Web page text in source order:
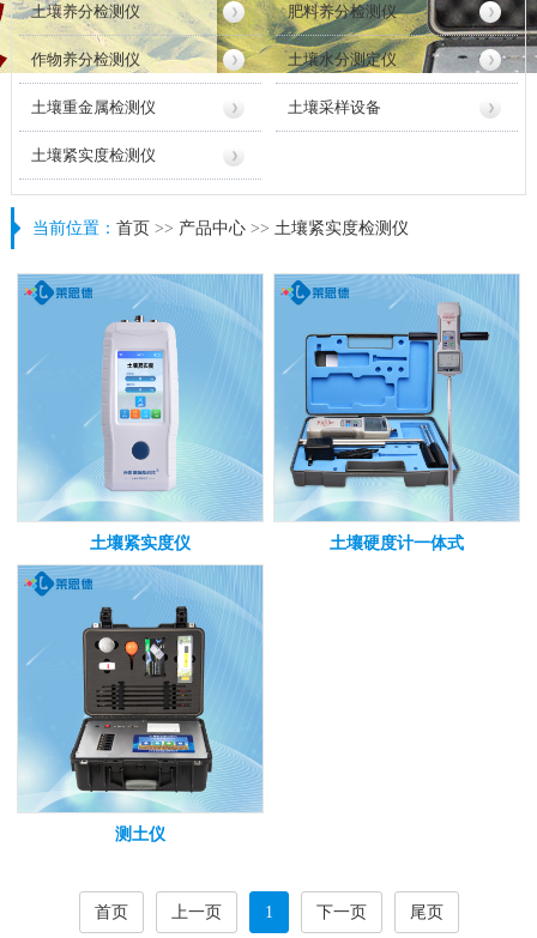
土壤养分检测仪 肥料养分检测仪
作物养分检测仪 土壤水分测定仪
土壤重金属检测仪 土壤采样设备
土壤紧实度检测仪
当前位置： 首页 >> 产品中心>> 土壤紧实度检测仪
土壤紧实度仪 土壤硬度计一体式
测土仪
首页 上一页 1 下一页 尾页